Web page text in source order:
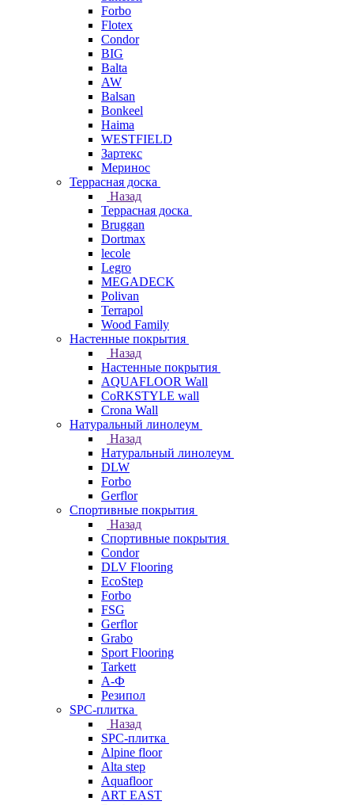
Forbo
Flotex
Condor
BIG
Balta
AW
Balsan
Bonkeel
Haima
WESTFIELD
Зартекс
Меринос
Террасная доска
Назад
Террасная доска
Bruggan
Dortmax
lecole
Legro
MEGADECK
Polivan
Terrapol
Wood Family
Настенные покрытия
Назад
Настенные покрытия
AQUAFLOOR Wall
CoRKSTYLE wall
Crona Wall
Натуральный линолеум
Назад
Натуральный линолеум
DLW
Forbo
Gerflor
Спортивные покрытия
Назад
Спортивные покрытия
Condor
DLV Flooring
EcoStep
Forbo
FSG
Gerflor
Grabo
Sport Flooring
Tarkett
А-Ф
Резипол
SPC-плитка
Назад
SPC-плитка
Alpine floor
Alta step
Aquafloor
ART EAST